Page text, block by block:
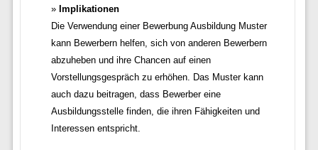
Implikationen
Die Verwendung einer Bewerbung Ausbildung Muster
kann Bewerbern helfen, sich von anderen Bewerbern
abzuheben und ihre Chancen auf einen
Vorstellungsgespräch zu erhöhen. Das Muster kann
auch dazu beitragen, dass Bewerber eine
Ausbildungsstelle finden, die ihren Fähigkeiten und
Interessen entspricht.